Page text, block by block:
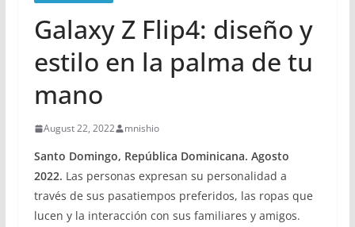
Galaxy Z Flip4: diseño y
estilo en la palma de tu
mano
August 22, 2022 mnishio
Santo Domingo, República Dominicana. Agosto
2022. Las personas expresan su personalidad a
través de sus pasatiempos preferidos, las ropas que
lucen y la interacción con sus familiares y amigos.